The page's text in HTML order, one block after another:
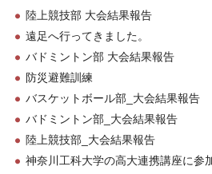
陸上競技部 大会結果報告
遠足へ行ってきました。
バドミントン部 大会結果報告
防災避難訓練
バスケットボール部_大会結果報告
バドミントン部_大会結果報告
陸上競技部_大会結果報告
神奈川工科大学の高大連携講座に参